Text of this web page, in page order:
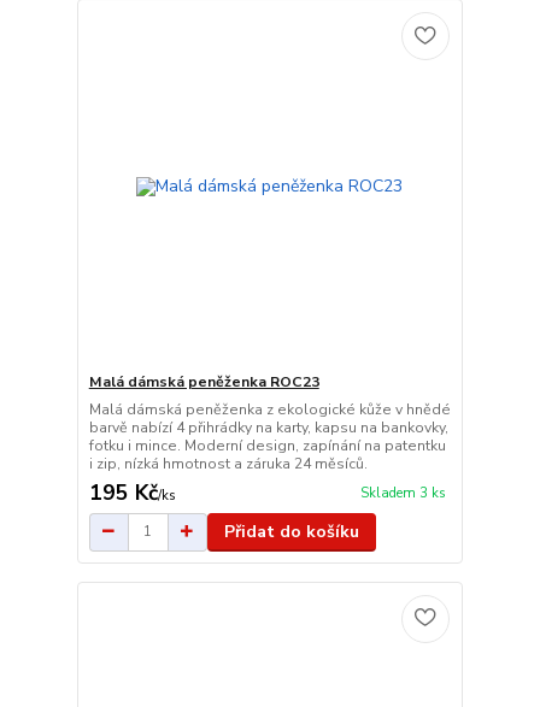
Malá dámská peněženka ROC23
Malá dámská peněženka z ekologické kůže v hnědé
barvě nabízí 4 přihrádky na karty, kapsu na bankovky,
fotku i mince. Moderní design, zapínání na patentku
i zip, nízká hmotnost a záruka 24 měsíců.
195 Kč/ks Skladem 3 ks
Přidat do košíku